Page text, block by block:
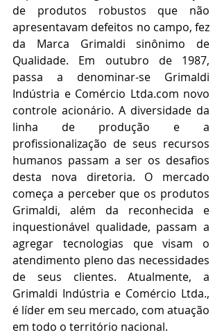
de produtos robustos que não
apresentavam defeitos no campo, fez
da Marca Grimaldi sinônimo de
Qualidade. Em outubro de 1987,
passa a denominar-se Grimaldi
Indústria e Comércio Ltda.com novo
controle acionário. A diversidade da
linha de produção e a
profissionalização de seus recursos
humanos passam a ser os desafios
desta nova diretoria. O mercado
começa a perceber que os produtos
Grimaldi, além da reconhecida e
inquestionável qualidade, passam a
agregar tecnologias que visam o
atendimento pleno das necessidades
de seus clientes. Atualmente, a
Grimaldi Indústria e Comércio Ltda.,
é líder em seu mercado, com atuação
em todo o território nacional.